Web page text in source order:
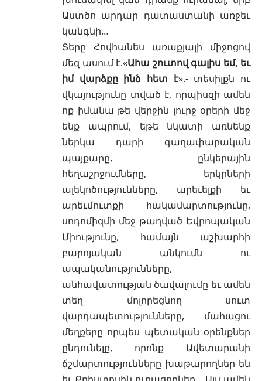
Աստծո արդար դատաստանի առջեւ
կանգնի…
Տերը Հովհանես առաքյալի միջոցով
մեզ ասում է.«Ահա շուտով գալիս եմ, եւ
իմ վարձքը ինձ հետ է».- տեսիլքն ու
վկայությունը տված է, որպիսզի ամեն
ոք իմանա թե վերջին լուրջ օրերի մեջ
ենք ապրում, եթե նկատի առնենք
ներկա դարի գաղափարական
պայքարը, ընկերային
հեղաշրջումները, երկրների
ալեկոծությունները, արեւելքի եւ
արեւմուտքի հակամարտությունը,
սոդոմիզմի մեջ թաղված Եվրոպական
Միությունը, համայն աշխարհի
բարոյական անկումն ու
ապականությունները,
անհավատության ծավալումը եւ ամեն
տեղ մոլորեցնող սուտ
վարդապետությունները, մահացու
մեղքերը որպես պետական օրենքներ
ընդունելը, որոնք Ավետարանի
ճշմարտությունները խաթարողներ են